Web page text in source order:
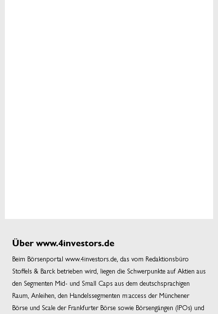
Über www.4investors.de
Beim Börsenportal www.4investors.de, das vom Redaktionsbüro
Stoffels & Barck betrieben wird, liegen die Schwerpunkte auf Aktien aus
den Segmenten Mid- und Small Caps aus dem deutschsprachigen
Raum, Anleihen, den Handelssegmenten m:access der Münchener
Börse und Scale der Frankfurter Börse sowie Börsengängen (IPOs) und